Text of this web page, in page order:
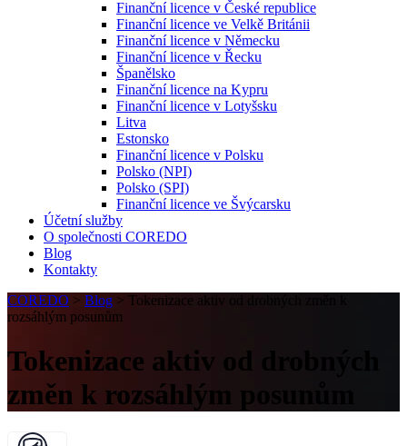
Finanční licence v České republice
Finanční licence ve Velkě Británii
Finanční licence v Německu
Finanční licence v Řecku
Španělsko
Finanční licence na Kypru
Finanční licence v Lotyšsku
Litva
Estonsko
Finanční licence v Polsku
Polsko (NPI)
Polsko (SPI)
Finanční licence ve Švýcarsku
Účetní služby
O společnosti COREDO
Blog
Kontakty
COREDO > Blog > Tokenizace aktiv od drobných změn k
rozsáhlým posunům
Tokenizace aktiv od drobných
změn k rozsáhlým posunům